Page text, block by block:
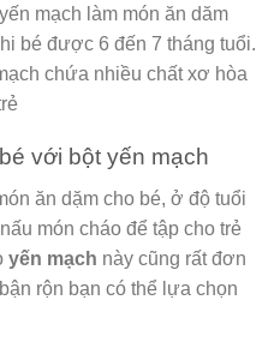
mạch làm món ăn dăm
bé được 6 đến 7 tháng tuổi.
chứa nhiều chất xơ hòa
với bột yến mạch
ăn dặm cho bé, ở độ tuổi
món cháo để tập cho trẻ
yến mạch này cũng rất đơn
rộn bạn có thể lựa chọn